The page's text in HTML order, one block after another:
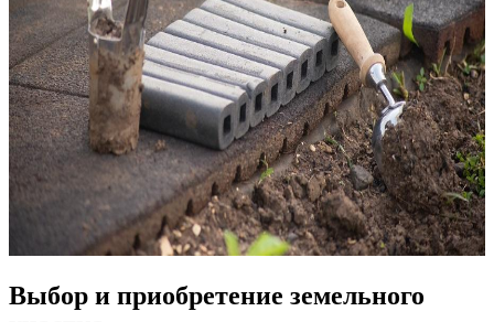
Выбор и приобретение земельного